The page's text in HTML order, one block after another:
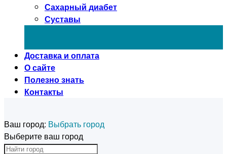
Сахарный диабет
Суставы
Доставка и оплата
О сайте
Полезно знать
Контакты
Ваш город: Выбрать город
Выберите ваш город